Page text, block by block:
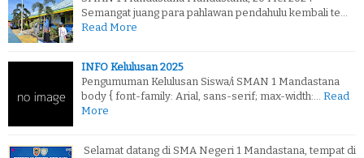
Semangat juang para pahlawan pendahulu kembali te…
Read More
INFO Kelulusan 2025
Pengumuman Kelulusan Siswa/i SMAN 1 Mandastana
body { font-family: Arial, sans-serif; max-width:… Read
More
Selamat datang di SMA Negeri 1 Mandastana, tempat di